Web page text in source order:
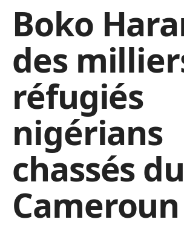
Boko
des
réfugiés
nigérians
chassés du
Cameroun